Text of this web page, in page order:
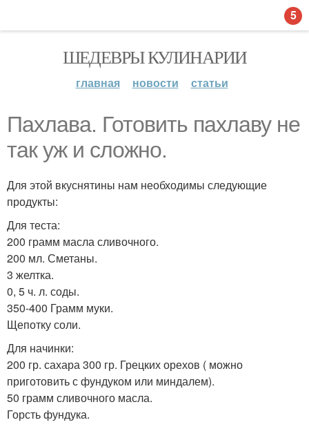
ШЕДЕВРЫ КУЛИНАРИИ
главная новости статьи
Пахлава. Готовить пахлаву не
так уж и сложно.
Для этой вкуснятины нам необходимы следующие
продукты:
Для теста:
200 грамм масла сливочного.
200 мл. Сметаны.
3 желтка.
0, 5 ч. л. соды.
350-400 Грамм муки.
Щепотку соли.
Для начинки:
200 гр. сахара 300 гр. Грецких орехов ( можно
приготовить с фундуком или миндалем).
50 грамм сливочного масла.
Горсть фундука.
5